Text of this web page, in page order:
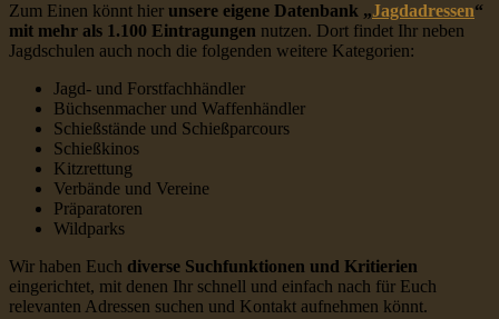
Zum Einen könnt hier unsere eigene Datenbank „Jagdadressen“
mit mehr als 1.100 Eintragungen nutzen. Dort findet Ihr neben
Jagdschulen auch noch die folgenden weitere Kategorien:
Jagd- und Forstfachhändler
Büchsenmacher und Waffenhändler
Schießstände und Schießparcours
Schießkinos
Kitzrettung
Verbände und Vereine
Präparatoren
Wildparks
Wir haben Euch diverse Suchfunktionen und Kritierien
eingerichtet, mit denen Ihr schnell und einfach nach für Euch
relevanten Adressen suchen und Kontakt aufnehmen könnt.